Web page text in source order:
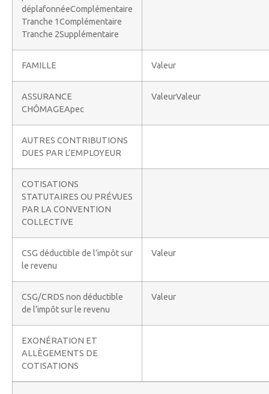
déplafonnéeComplémentaire
Tranche 1Complémentaire
Tranche 2Supplémentaire
FAMILLE Valeur
ASSURANCE
CHÔMAGEApec
ValeurValeur
AUTRES CONTRIBUTIONS
DUES PAR L’EMPLOYEUR
COTISATIONS
STATUTAIRES OU PRÉVUES
PAR LA CONVENTION
COLLECTIVE
CSG déductible de l’impôt sur
le revenu
Valeur
CSG/CRDS non déductible
de l’impôt sur le revenu
Valeur
EXONÉRATION ET
ALLÈGEMENTS DE
COTISATIONS